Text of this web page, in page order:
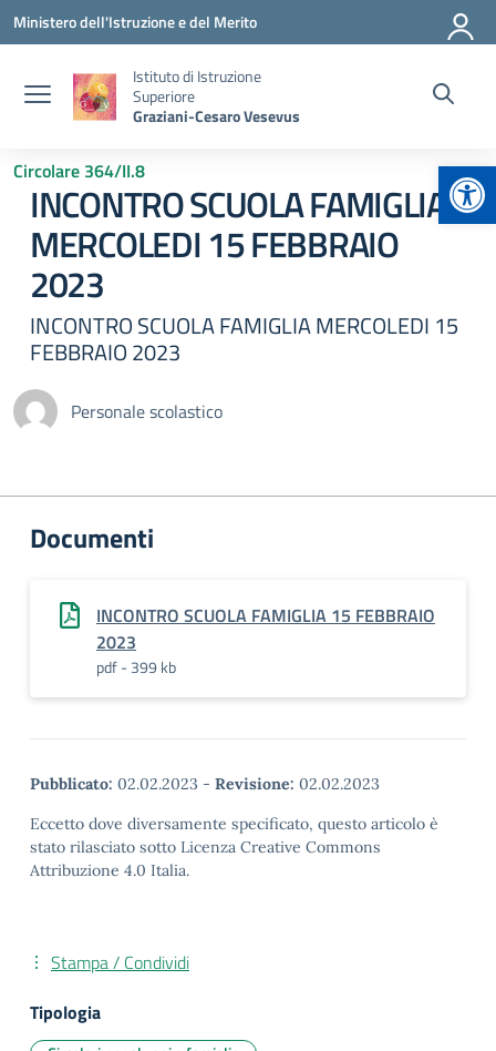
Vai ai contenuti
Vai al menu di navigazione
Vai al footer
Ministero dell'Istruzione e del Merito
Istituto di Istruzione
Superiore
Graziani-Cesaro Vesevus
Circolare 364/II.8
INCONTRO SCUOLA FAMIGLIA
MERCOLEDI 15 FEBBRAIO
2023
INCONTRO SCUOLA FAMIGLIA MERCOLEDI 15
FEBBRAIO 2023
Personale scolastico
Documenti
INCONTRO SCUOLA FAMIGLIA 15 FEBBRAIO
2023
pdf - 399 kb
Pubblicato: 02.02.2023 - Revisione: 02.02.2023
Eccetto dove diversamente specificato, questo articolo è
stato rilasciato sotto Licenza Creative Commons
Attribuzione 4.0 Italia.
Stampa / Condividi
Tipologia